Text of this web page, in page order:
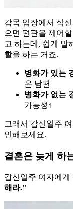
갑목 입장에서 식
으면 편관을 제어
고 하는데, 쉽게 말
할을 하는 거죠.
병화가 있는
은 남편
병화가 없는
가능성↑
그래서 갑신일주
인해보세요.
결혼은 늦게 하
갑신일주 여자에
해라."